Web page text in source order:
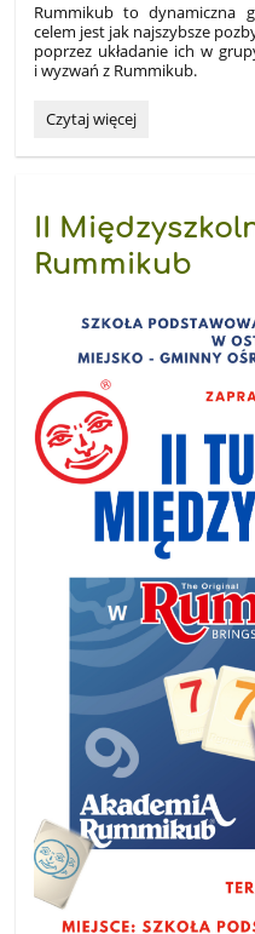
Rummikub to dynamiczna
celem jest jak najszybsze
poprzez układanie ich w
i wyzwań z Rummikub.
Turniej
Czytaj więcej
II
Rummikub